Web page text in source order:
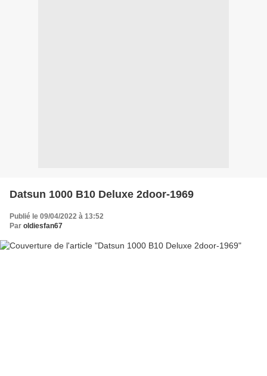
Datsun 1000 B10 Deluxe 2door-1969
Publié le 09/04/2022 à 13:52
Par oldiesfan67